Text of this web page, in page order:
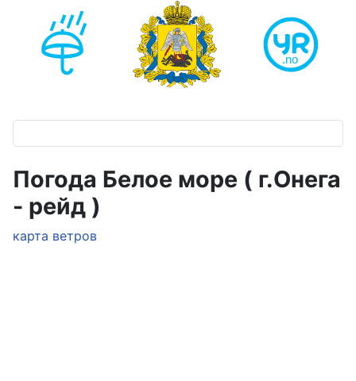
Погода Белое море ( г.Онега
- рейд )
карта ветров